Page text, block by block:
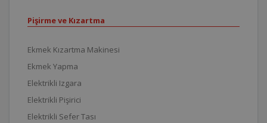
Pişirme ve Kızartma
Ekmek Kızartma Makinesi
Ekmek Yapma
Elektrikli Izgara
Elektrikli Pişirici
Elektrikli Sefer Tası